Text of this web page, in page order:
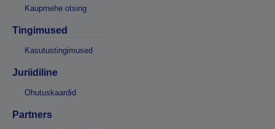
Kaupmehe otsing
Tingimused
Kasutustingimused
Juriidiline
Ohutuskaardid
Partners